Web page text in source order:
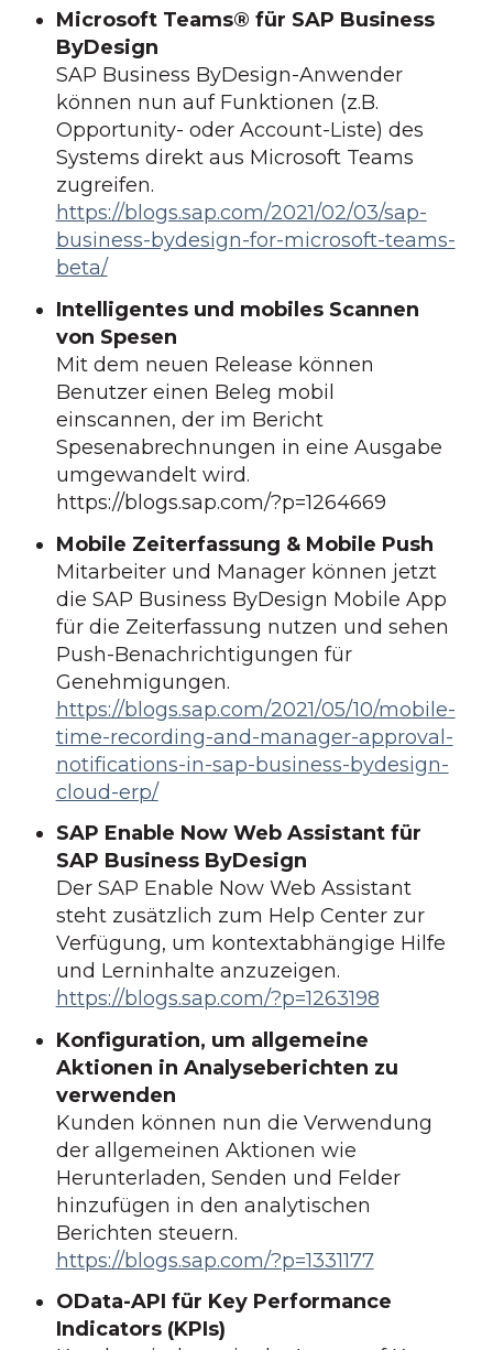
Microsoft Teams® für SAP Business
ByDesign
SAP Business ByDesign-Anwender
können nun auf Funktionen (z.B.
Opportunity- oder Account-Liste) des
Systems direkt aus Microsoft Teams
zugreifen.
https://blogs.sap.com/2021/02/03/sap-
business-bydesign-for-microsoft-teams-
beta/
Intelligentes und mobiles Scannen
von Spesen
Mit dem neuen Release können
Benutzer einen Beleg mobil
einscannen, der im Bericht
Spesenabrechnungen in eine Ausgabe
umgewandelt wird.
https://blogs.sap.com/?p=1264669
Mobile Zeiterfassung & Mobile Push
Mitarbeiter und Manager können jetzt
die SAP Business ByDesign Mobile App
für die Zeiterfassung nutzen und sehen
Push-Benachrichtigungen für
Genehmigungen.
https://blogs.sap.com/2021/05/10/mobile-
time-recording-and-manager-approval-
notifications-in-sap-business-bydesign-
cloud-erp/
SAP Enable Now Web Assistant für
SAP Business ByDesign
Der SAP Enable Now Web Assistant
steht zusätzlich zum Help Center zur
Verfügung, um kontextabhängige Hilfe
und Lerninhalte anzuzeigen.
https://blogs.sap.com/?p=1263198
Konfiguration, um allgemeine
Aktionen in Analyseberichten zu
verwenden
Kunden können nun die Verwendung
der allgemeinen Aktionen wie
Herunterladen, Senden und Felder
hinzufügen in den analytischen
Berichten steuern.
https://blogs.sap.com/?p=1331177
OData-API für Key Performance
Indicators (KPIs)